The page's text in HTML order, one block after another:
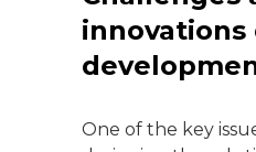
innovations
One of the key